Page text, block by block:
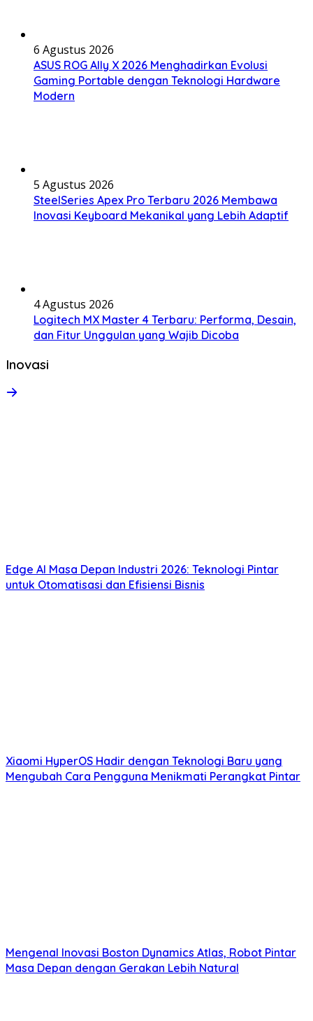
6 Agustus 2026
ASUS ROG Ally X 2026 Menghadirkan Evolusi
Gaming Portable dengan Teknologi Hardware
Modern
5 Agustus 2026
SteelSeries Apex Pro Terbaru 2026 Membawa
Inovasi Keyboard Mekanikal yang Lebih Adaptif
4 Agustus 2026
Logitech MX Master 4 Terbaru: Performa, Desain,
dan Fitur Unggulan yang Wajib Dicoba
Inovasi
Edge AI Masa Depan Industri 2026: Teknologi Pintar
untuk Otomatisasi dan Efisiensi Bisnis
Xiaomi HyperOS Hadir dengan Teknologi Baru yang
Mengubah Cara Pengguna Menikmati Perangkat Pintar
Mengenal Inovasi Boston Dynamics Atlas, Robot Pintar
Masa Depan dengan Gerakan Lebih Natural